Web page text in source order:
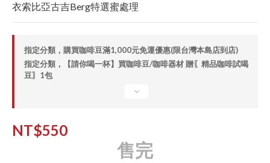
衣索比亞古吉Berg特選蜜處理
指定分類，購買咖啡豆滿1,000元免運優惠(限台灣本島店到店)
指定分類，【請你喝一杯】買咖啡豆/咖啡器材 贈〖精品咖啡試喝
豆〗1包
NT$550
售完